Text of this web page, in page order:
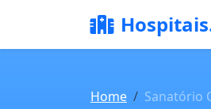
Home Sanatório